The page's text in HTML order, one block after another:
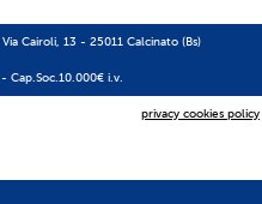
Via Cairoli, 13 - 25011 Calcinato (Bs)
- Cap.Soc.10.000€ i.v.
privacy cookies policy